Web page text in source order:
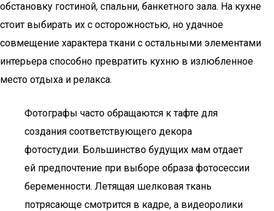
обстановку гостиной, спальни, банкетного зала. На кухне
стоит выбирать их с осторожностью, но удачное
совмещение характера ткани с остальными элементами
интерьера способно превратить кухню в излюбленное
место отдыха и релакса.
Фотографы часто обращаются к тафте для
создания соответствующего декора
фотостудии. Большинство будущих мам отдает
ей предпочтение при выборе образа фотосессии
беременности. Летящая шелковая ткань
потрясающе смотрится в кадре, а видеоролики